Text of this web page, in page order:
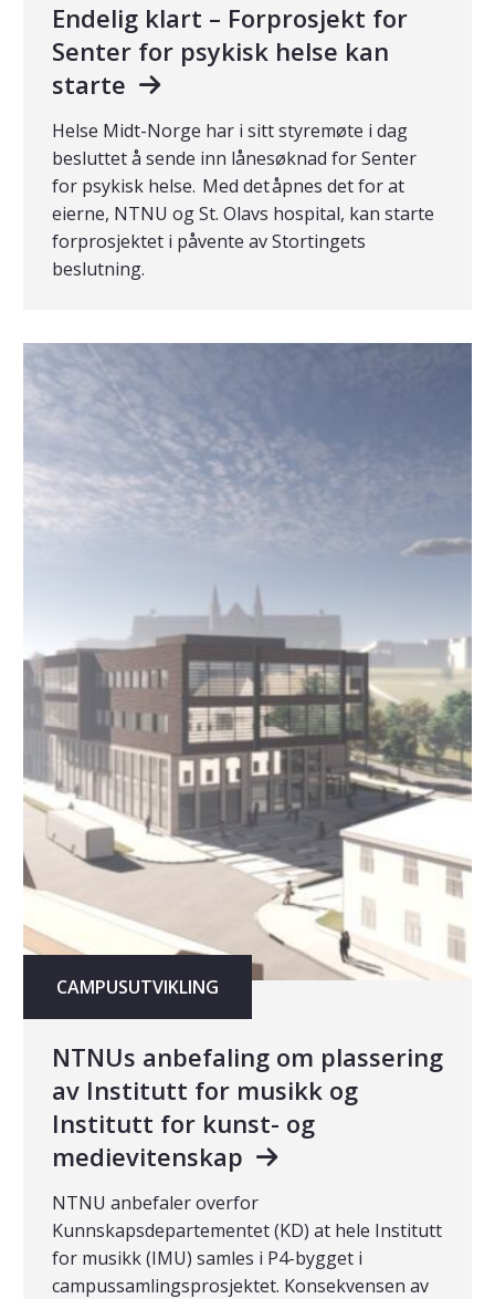
Endelig klart – Forprosjekt for
Senter for psykisk helse kan
starte
Helse Midt-Norge har i sitt styremøte i dag
besluttet å sende inn lånesøknad for Senter
for psykisk helse. Med det åpnes det for at
eierne, NTNU og St. Olavs hospital, kan starte
forprosjektet i påvente av Stortingets
beslutning.
CAMPUSUTVIKLING
NTNUs anbefaling om plassering
av Institutt for musikk og
Institutt for kunst- og
medievitenskap
NTNU anbefaler overfor
Kunnskapsdepartementet (KD) at hele Institutt
for musikk (IMU) samles i P4-bygget i
campussamlingsprosjektet. Konsekvensen av